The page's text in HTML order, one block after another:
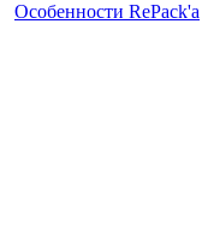
Особенности RePack'а